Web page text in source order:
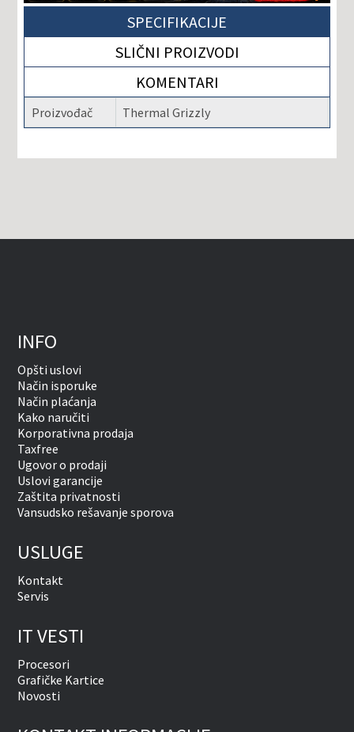
SPECIFIKACIJE
SLIČNI PROIZVODI
KOMENTARI
Proizvođač Thermal Grizzly
INFO
Opšti uslovi
Način isporuke
Način plaćanja
Kako naručiti
Korporativna prodaja
Taxfree
Ugovor o prodaji
Uslovi garancije
Zaštita privatnosti
Vansudsko rešavanje sporova
USLUGE
Kontakt
Servis
IT VESTI
Procesori
Grafičke Kartice
Novosti